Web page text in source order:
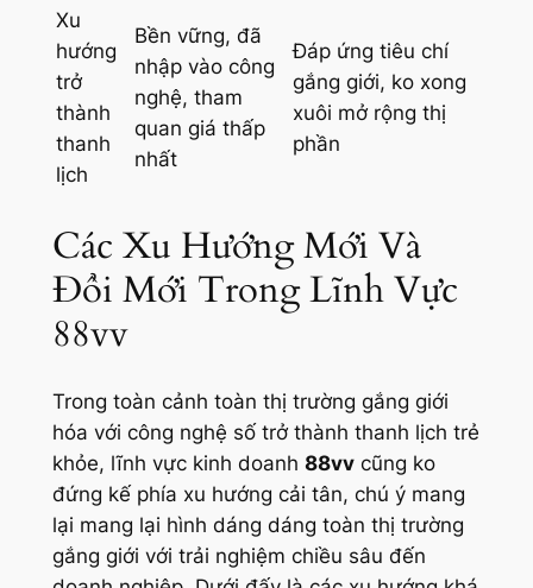
Xu
hướng
trở
thành
thanh
lịch
Bền vững, đã
nhập vào công
nghệ, tham
quan giá thấp
nhất
Đáp ứng tiêu chí
gắng giới, ko xong
xuôi mở rộng thị
phần
Các Xu Hướng Mới Và
Đổi Mới Trong Lĩnh Vực
88vv
Trong toàn cảnh toàn thị trường gắng giới
hóa với công nghệ số trở thành thanh lịch trẻ
khỏe, lĩnh vực kinh doanh 88vvcũng ko
đứng kế phía xu hướng cải tân, chú ý mang
lại mang lại hình dáng dáng toàn thị trường
gắng giới với trải nghiệm chiều sâu đến